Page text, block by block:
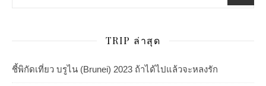
TRIP ล่าสุด
ชี้พิกัดเที่ยว บรูไน (Brunei) 2023 ถ้าได้ไปแล้วจะหลงรัก